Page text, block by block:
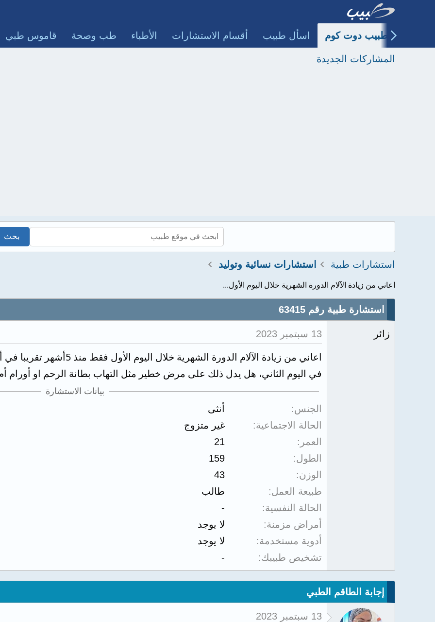
طبيب دوت كوم اسأل طبيب أقسام الاستشارات الأطباء طب وصحة قاموس طبي
المشاركات الجديدة
استشارات طبية استشارات نسائية وتوليد
اعاني من زيادة الآلام الدورة الشهرية خلال اليوم الأول...
استشارة طبية رقم 63415
زائر 13 سبتمبر 2023
اعاني من زيادة الآلام الدورة
في اليوم الثاني، هل يدل ذلك على مرض خطير مثل التهاب بطانة الرحم او أورام
بيانات الاستشارة
الجنس
أنثى
الحالة الاجتماعية
غير متزوج
العمر
21
الطول
159
الوزن
43
طبيعة العمل
طالب
الحالة النفسية
-
أمراض مزمنة
لا يوجد
أدوية مستخدمة
لا يوجد
تشخيص طبيبك
-
إجابة الطاقم الطبي
13 سبتمبر 2023